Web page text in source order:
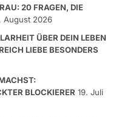
20 FRAGEN, DIE
August 2026
ÜBER DEIN LEBEN
LIEBE BESONDERS
BLOCKIERER 19. Juli